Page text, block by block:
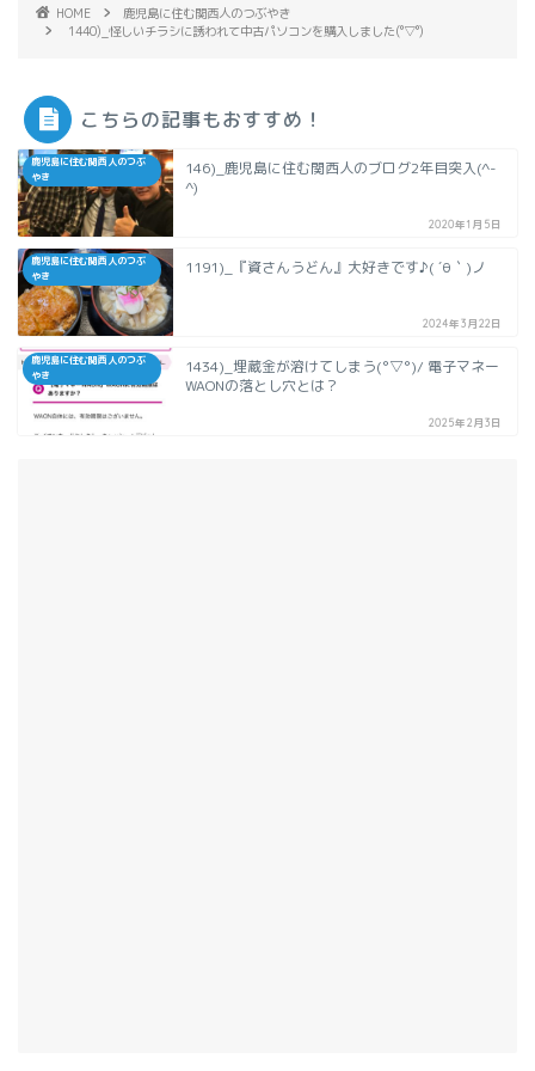
HOME
鹿児島に住む関西人のつぶやき
1440)_怪しいチラシに誘われて中古パソコンを購入しました(°▽°)
こちらの記事もおすすめ！
鹿児島に住む関西人のつぶ
やき
146)_鹿児島に住む関西人のブログ2年目突入(^-
^)
2020年1月5日
鹿児島に住む関西人のつぶ
やき
1191)_『資さんうどん』大好きです♪( ´θ｀)ノ
2024年3月22日
鹿児島に住む関西人のつぶ
やき
1434)_埋蔵金が溶けてしまう(°▽°)/ 電子マネー
WAONの落とし穴とは？
2025年2月3日